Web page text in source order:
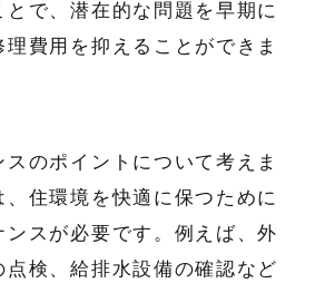
で、潜在的な問題を早期に
費用を抑えることができま
のポイントについて考えま
住環境を快適に保つために
スが必要です。例えば、外
検、給排水設備の確認など